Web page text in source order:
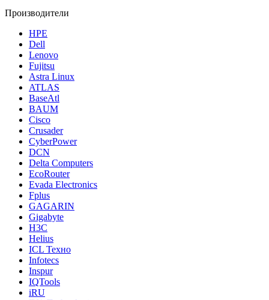
Производители
HPE
Dell
Lenovo
Fujitsu
Astra Linux
ATLAS
BaseAtl
BAUM
Cisco
Crusader
CyberPower
DCN
Delta Computers
EcoRouter
Evada Electronics
Fplus
GAGARIN
Gigabyte
H3C
Helius
ICL Техно
Infotecs
Inspur
IQTools
iRU